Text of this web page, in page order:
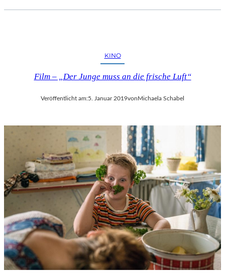
KINO
Film – „Der Junge muss an die frische Luft“
Veröffentlicht am:5. Januar 2019vonMichaela Schabel